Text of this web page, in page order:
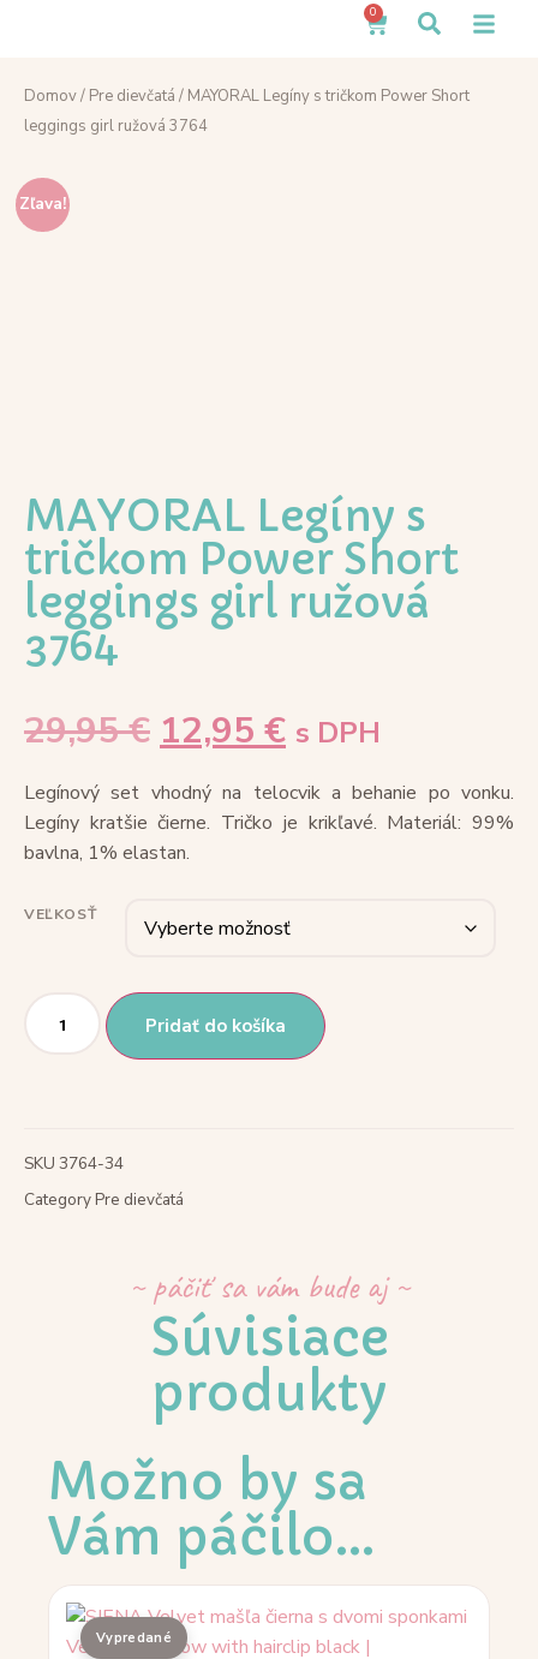
0
Domov/ Pre dievčatá / MAYORAL Legíny s tričkom Power Short
leggings girl ružová 3764
Zľava!
MAYORAL Legíny s
tričkom Power Short
leggings girl ružová
3764
29,95€ 12,95 € s DPH
Legínový set vhodný na telocvik a behanie po vonku.
Legíny kratšie čierne. Tričko je krikľavé. Materiál: 99%
bavlna, 1% elastan.
VEĽKOSŤ
Pridať do košíka
SKU 3764-34
CategoryPre dievčatá
~ páčiť sa vám bude aj ~
Súvisiace
produkty
Možno by sa
Vám páčilo…